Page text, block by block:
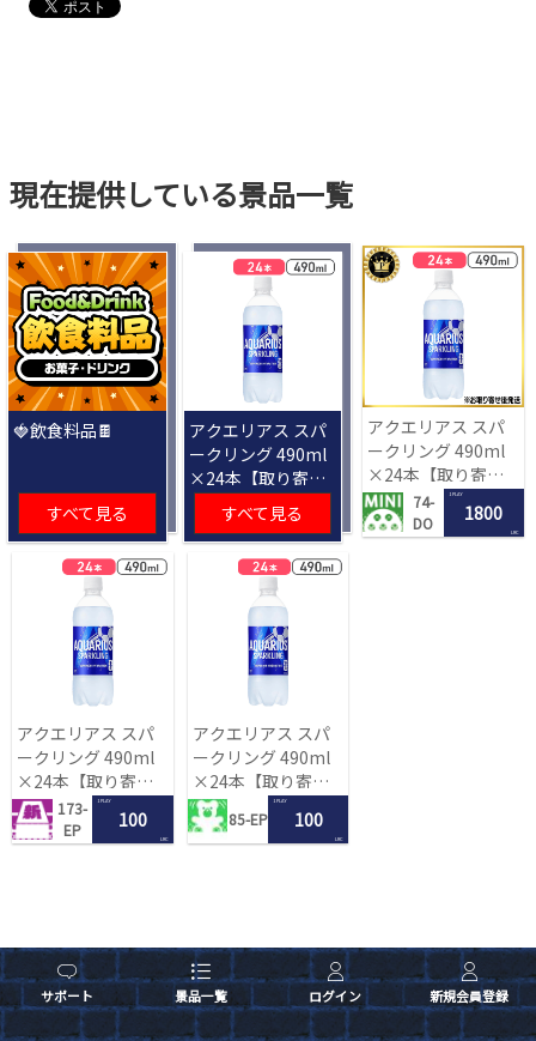
サポート 景品一覧 ログイン 新規会員登録
現在提供している景品一覧
🍓飲食料品🍫
すべて見る
アクエリアス スパ
ークリング 490ml
×24本【取り寄せ
入荷後次第発送】
すべて見る
アクエリアス スパ
ークリング 490ml
×24本【取り寄せ
入荷後次第発送】
74-
DO
1 PLAY
1800
LRC
アクエリアス スパ
ークリング 490ml
×24本【取り寄せ
入荷後次第発送】
173-
EP
1 PLAY
100
LRC
アクエリアス スパ
ークリング 490ml
×24本【取り寄せ
入荷後次第発送】
85-EP
1 PLAY
100
LRC